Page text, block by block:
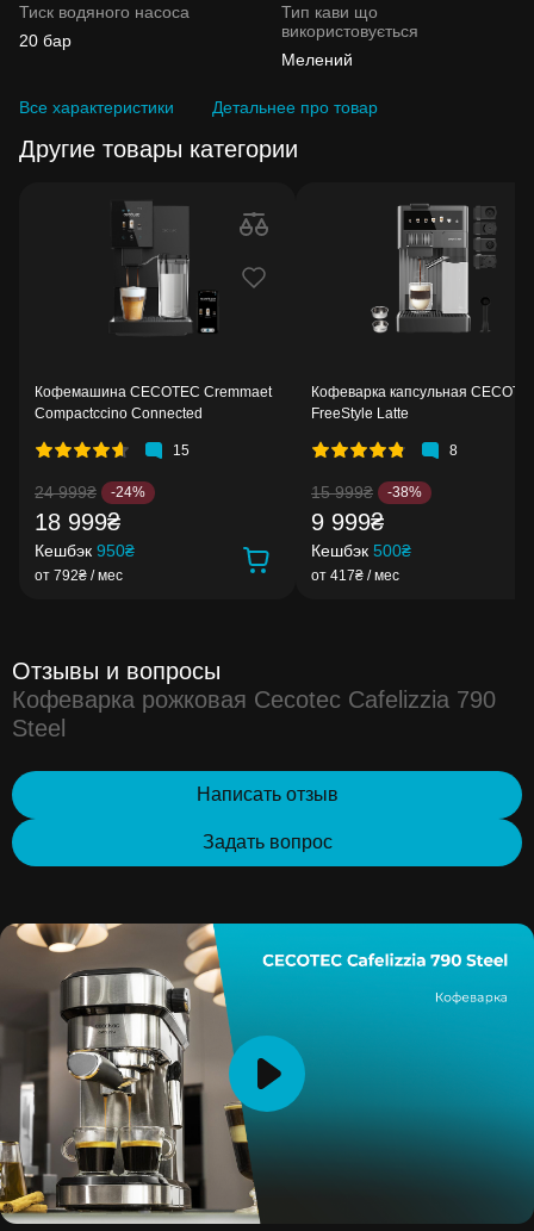
Тиск водяного насоса
20 бар
Тип кави що
використовується
Мелений
Все характеристики Детальнее про товар
Другие товары категории
Кофемашина CECOTEC Cremmaet
Compactccino Connected
15
24 999₴ -24%
18 999₴
Кешбэк 950₴
от 792₴ / мес
Кофеварка капсульная
FreeStyle Latte
8
15 999₴ -38%
9 999₴
Кешбэк 500₴
от 417₴ / мес
Отзывы и вопросы
Кофеварка рожковая Cecotec Cafelizzia 790
Steel
Написать отзыв
Задать вопрос